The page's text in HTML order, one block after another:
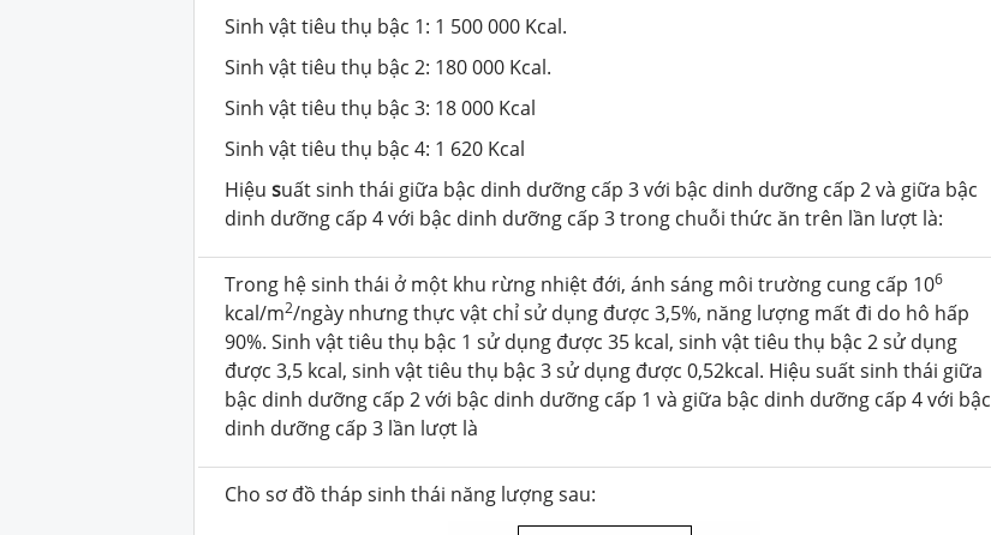
Sinh vật tiêu thụ bậc 1: 1 500 000 Kcal.
Sinh vật tiêu thụ bậc 2: 180 000 Kcal.
Sinh vật tiêu thụ bậc 3: 18 000 Kcal
Sinh vật tiêu thụ bậc 4: 1 620 Kcal
Hiệu suấtsinh thái giữa bậc dinh dưỡng cấp 3 với bậc dinh dưỡng cấp 2 và giữa bậc
dinh dưỡng cấp 4 với bậc dinh dưỡng cấp 3 trong chuỗi thức ăn trên lần lượt là:
Trong hệ sinh thái ở một khu rừng nhiệt đới, ánh sáng môi trường cung cấp 106
kcal/m2/ngày nhưng thực vật chỉ sử dụng được 3,5%, năng lượng mất đi do hô hấp
90%. Sinh vật tiêu thụ bậc 1 sử dụng được 35 kcal, sinh vật tiêu thụ bậc 2 sử dụng
được 3,5 kcal, sinh vật tiêu thụ bậc 3 sử dụng được 0,52kcal. Hiệu suất sinh thái giữa
bậc dinh dưỡng cấp 2 với bậc dinh dưỡng cấp 1 và giữa bậc dinh dưỡng cấp 4 với bậc
dinh dưỡng cấp 3 lần lượt là
Cho sơ đồ tháp sinh thái năng lượng sau: